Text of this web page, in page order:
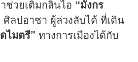
ช่วยเติมกลิ่นไอ “มังกร
ศิลปอาชา ผู้ล่วงลับได้ ที่เดิน
ไมตรี” ทางการเมืองได้กับ